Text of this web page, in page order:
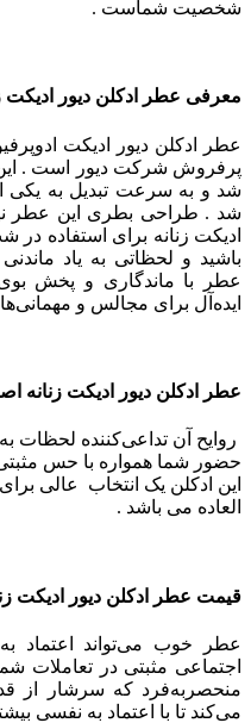
شخصیت شماست .
معرفی عطر ادکلن دیور ادیکت
عطر ادکلن دیور ادیکت
شد و به سرعت تبدیل به یکی
شد . طراحی بطری این عطر
ادیکت زنانه برای استفاده
باشید و لحظاتی به یاد
عطر با ماندگاری و پخش
ایده‌آل برای مجالس و
عطر ادکلن دیور ادیکت زنانه
روایح آن تداعی‌کننده لحظات
حضور شما همواره با حس
این ادکلن یک انتخاب عالی
العاده می باشد .
قیمت عطر ادکلن دیور ادیکت
عطر خوب می‌تواند اعتماد
اجتماعی مثبتی در تعاملات
منحصربه‌فرد که سرشار از
می‌کند تا با اعتماد به نفسی